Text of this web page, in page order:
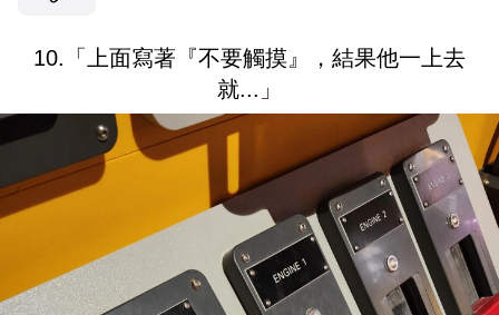
10.「上面寫著『不要觸摸』，結果他一上去
就...」